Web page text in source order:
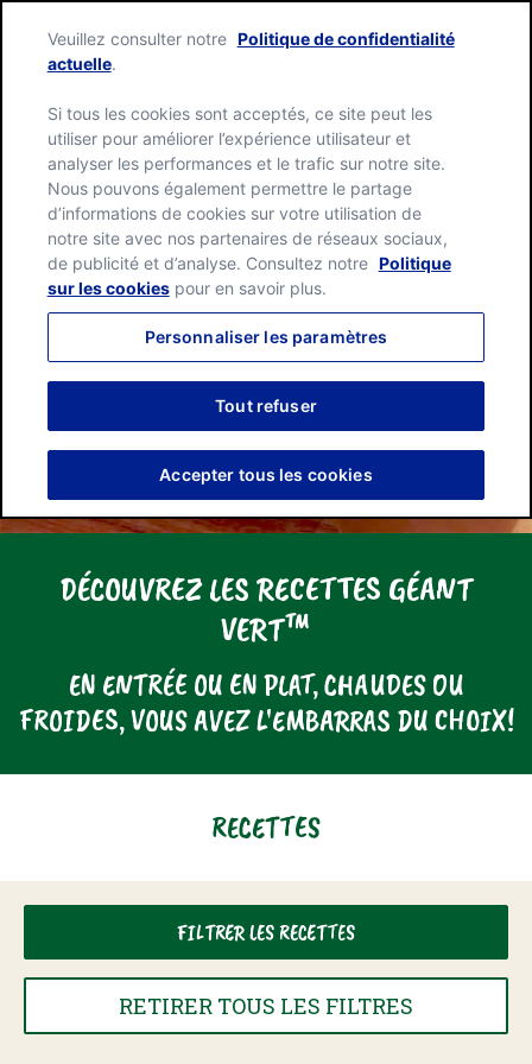
content
Green
Giant
home
DÉCOUVREZ LES RECETTES GÉANT
VERT™
EN ENTRÉE OU EN PLAT, CHAUDES OU
FROIDES, VOUS AVEZ L'EMBARRAS DU CHOIX!
RECETTES
FILTRER LES RECETTES
RETIRER TOUS LES FILTRES
Filtrer les recettes
75 Résultats
Produit
Artichaut
Asperge
Cœurs De Palmiers
Maïs
Type de Plat
Apéritif
Entrée
Plat Chaud
Plat Froid
De 30 Minutes À 1 Heure
Express – Moins De 15 Minutes !
Plus D’une Heure
FILTER RECIPES
CANCEL
Veuillez consulter notre Politique de confidentialité
actuelle.
Si tous les cookies sont acceptés, ce site peut les
utiliser pour améliorer l’expérience utilisateur et
analyser les performances et le trafic sur notre site.
Nous pouvons également permettre le partage
d’informations de cookies sur votre utilisation de
notre site avec nos partenaires de réseaux sociaux,
de publicité et d’analyse. Consultez notre Politique
sur les cookiespour en savoir plus.
Personnaliser les paramètres
Tout refuser
Accepter tous les cookies